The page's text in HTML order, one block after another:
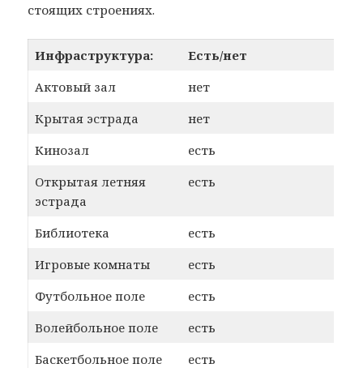
стоящих строениях.
Инфраструктура:
Есть/нет
Актовый зал
нет
Крытая эстрада
нет
Кинозал
есть
Открытая летняя
эстрада
есть
Библиотека
есть
Игровые комнаты
есть
Футбольное поле
есть
Волейбольное поле
есть
Баскетбольное поле
есть